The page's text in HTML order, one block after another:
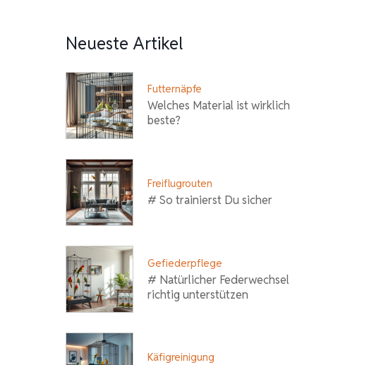
Neueste Artikel
Futternäpfe
Welches Material ist wirklich
beste?
Freiflugrouten
# So trainierst Du sicher
Gefiederpflege
# Natürlicher Federwechsel
richtig unterstützen
Käfigreinigung